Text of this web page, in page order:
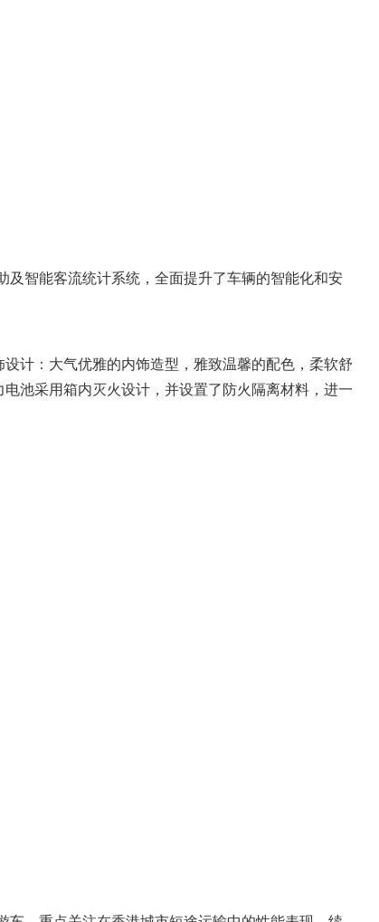
智能客流统计系统，全面提升了车辆的智能化和安
计：大气优雅的内饰造型，雅致温馨的配色，柔软舒
池采用箱内灭火设计，并设置了防火隔离材料，进一